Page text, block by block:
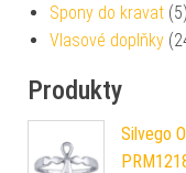
Spony do kravat (5)
Vlasové doplňky
Produkty
Silvego